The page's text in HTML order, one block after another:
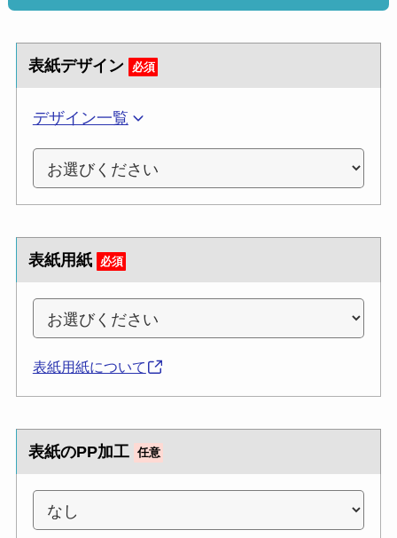
表紙デザイン 必須
デザイン一覧
表紙用紙 必須
表紙用紙について
表紙のPP加工 任意